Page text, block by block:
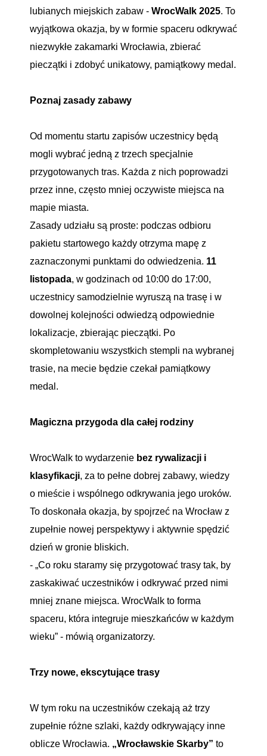
lubianych miejskich zabaw - WrocWalk 2025. To
wyjątkowa okazja, by w formie spaceru odkrywać
niezwykłe zakamarki Wrocławia, zbierać
pieczątki i zdobyć unikatowy, pamiątkowy medal.
Poznaj zasady zabawy
Od momentu startu zapisów uczestnicy będą
mogli wybrać jedną z trzech specjalnie
przygotowanych tras. Każda z nich poprowadzi
przez inne, często mniej oczywiste miejsca na
mapie miasta.
Zasady udziału są proste: podczas odbioru
pakietu startowego każdy otrzyma mapę z
zaznaczonymi punktami do odwiedzenia. 11
listopada, w godzinach od 10:00 do 17:00,
uczestnicy samodzielnie wyruszą na trasę i w
dowolnej kolejności odwiedzą odpowiednie
lokalizacje, zbierając pieczątki. Po
skompletowaniu wszystkich stempli na wybranej
trasie, na mecie będzie czekał pamiątkowy
medal.
Magiczna przygoda dla całej rodziny
WrocWalk to wydarzenie bez rywalizacji i
klasyfikacji, za to pełne dobrej zabawy, wiedzy
o mieście i wspólnego odkrywania jego uroków.
To doskonała okazja, by spojrzeć na Wrocław z
zupełnie nowej perspektywy i aktywnie spędzić
dzień w gronie bliskich.
- „Co roku staramy się przygotować trasy tak, by
zaskakiwać uczestników i odkrywać przed nimi
mniej znane miejsca. WrocWalk to forma
spaceru, która integruje mieszkańców w każdym
wieku” - mówią organizatorzy.
Trzy nowe, ekscytujące trasy
W tym roku na uczestników czekają aż trzy
zupełnie różne szlaki, każdy odkrywający inne
oblicze Wrocławia. „Wrocławskie Skarby” to